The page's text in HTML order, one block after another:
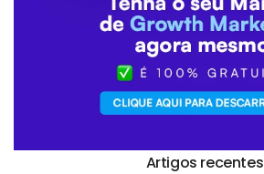
Artigos recentes